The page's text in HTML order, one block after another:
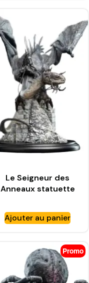
Le Seigneur des
Anneaux statuette
WORKSHOP
Ajouter au panier
Promo